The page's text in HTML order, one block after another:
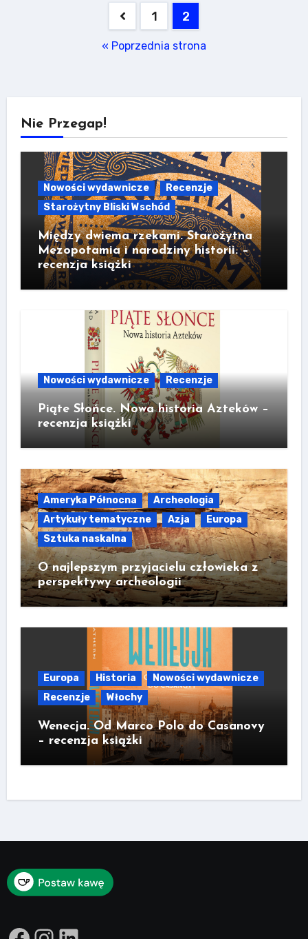
Stronicowanie
1 2
« Poprzednia strona
Nie Przegap!
Nowości wydawnicze
Recenzje
Starożytny Bliski Wschód
Między dwiema rzekami. Starożytna
Mezopotamia i narodziny historii. –
recenzja książki
Nowości wydawnicze Recenzje
Piąte Słońce. Nowa historia Azteków –
recenzja książki
Ameryka Północna
Archeologia
Artykuły tematyczne
Azja
Europa
Sztuka naskalna
O najlepszym przyjacielu człowieka z
perspektywy archeologii
Europa Historia
Nowości wydawnicze
Recenzje
Włochy
Wenecja. Od Marco Polo do Casanovy
– recenzja książki